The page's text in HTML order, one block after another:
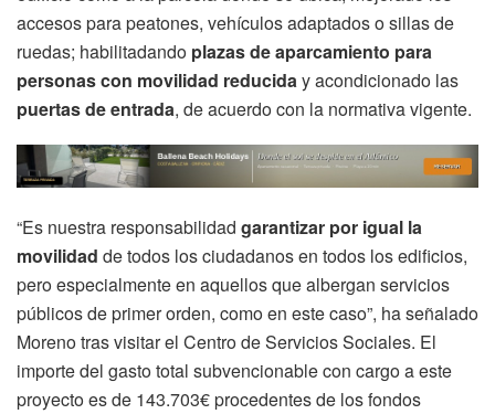
accesos para peatones, vehículos adaptados o sillas de
ruedas; habilitadando plazas de aparcamiento para
personas con movilidad reduciday acondicionado las
puertas de entrada, de acuerdo con la normativa vigente.
“Es nuestra responsabilidad garantizar por igual la
movilidad de todos los ciudadanos en todos los edificios,
pero especialmente en aquellos que albergan servicios
públicos de primer orden, como en este caso”, ha señalado
Moreno tras visitar el Centro de Servicios Sociales. El
importe del gasto total subvencionable con cargo a este
proyecto es de 143.703€ procedentes de los fondos